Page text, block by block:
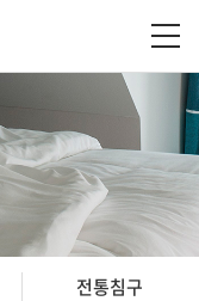
전통침구